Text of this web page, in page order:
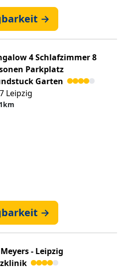
→
4 Schlafzimmer 8
Parkplatz
Garten
Leipzig
→
- Leipzig